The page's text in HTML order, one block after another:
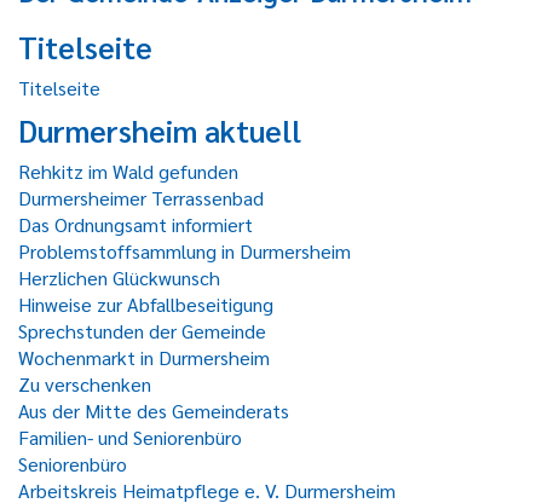
Titelseite
Titelseite
Durmersheim aktuell
Rehkitz im Wald gefunden
Durmersheimer Terrassenbad
Das Ordnungsamt informiert
Problemstoffsammlung in Durmersheim
Herzlichen Glückwunsch
Hinweise zur Abfallbeseitigung
Sprechstunden der Gemeinde
Wochenmarkt in Durmersheim
Zu verschenken
Aus der Mitte des Gemeinderats
Familien- und Seniorenbüro
Seniorenbüro
Arbeitskreis Heimatpflege e. V. Durmersheim